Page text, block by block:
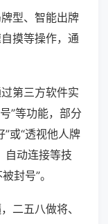
型、智能出牌
摸等操作，通
第三方软件实
”等功能，部分
或“透视他人牌
自动连接等技
封号”。
二五八做将、